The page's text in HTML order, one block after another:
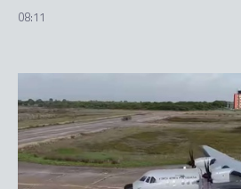
08:11